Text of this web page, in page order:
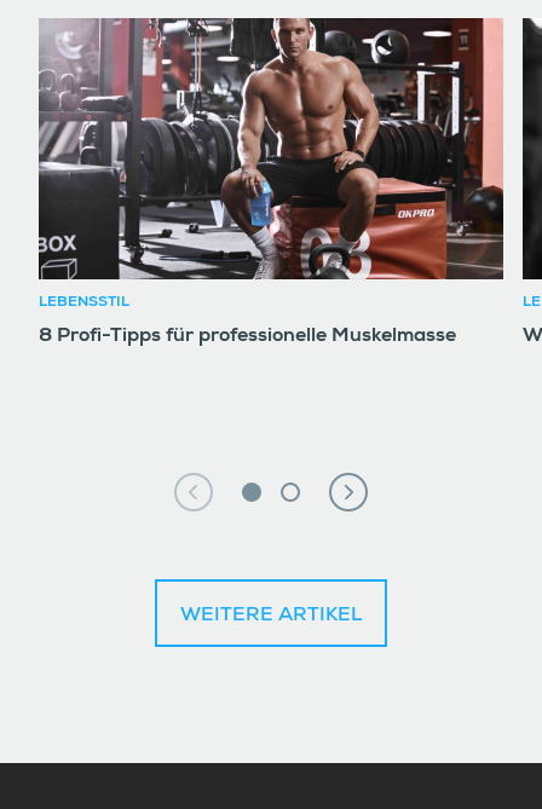
LEBENSSTIL
8 Profi-Tipps für professionelle Muskelmasse
WEITERE ARTIKEL